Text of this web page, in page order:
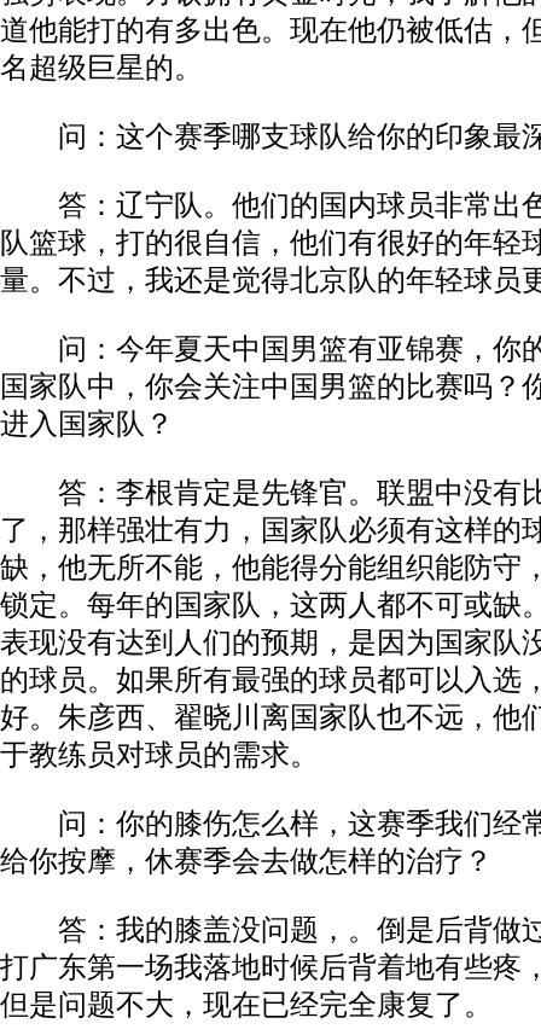
道他能打的有多出色。现在他仍被低估，
名超级巨星的。
问：这个赛季哪支球队给你的印象最
答：辽宁队。他们的国内球员非常出
队篮球，打的很自信，他们有很好的年轻
量。不过，我还是觉得北京队的年轻球员
问：今年夏天中国男篮有亚锦赛，你
国家队中，你会关注中国男篮的比赛吗？
进入国家队？
答：李根肯定是先锋官。联盟中没有
了，那样强壮有力，国家队必须有这样的
缺，他无所不能，他能得分能组织能防守
锁定。每年的国家队，这两人都不可或缺
表现没有达到人们的预期，是因为国家队
的球员。如果所有最强的球员都可以入选
好。朱彦西、翟晓川离国家队也不远，他
于教练员对球员的需求。
问：你的膝伤怎么样，这赛季我们经
给你按摩，休赛季会去做怎样的治疗？
答：我的膝盖没问题，。倒是后背做
打广东第一场我落地时候后背着地有些疼
但是问题不大，现在已经完全康复了。